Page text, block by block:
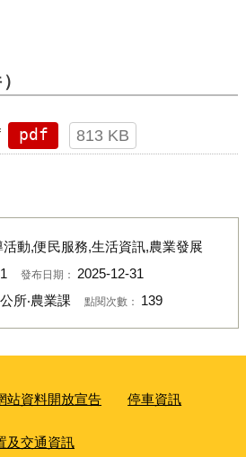
pdf 813 KB
動,便民服務,生活資訊,農業發展
發布日期： 2025-12-31
所‧農業課 點閱次數： 139
站資料開放宣告 停車資訊
及交通資訊